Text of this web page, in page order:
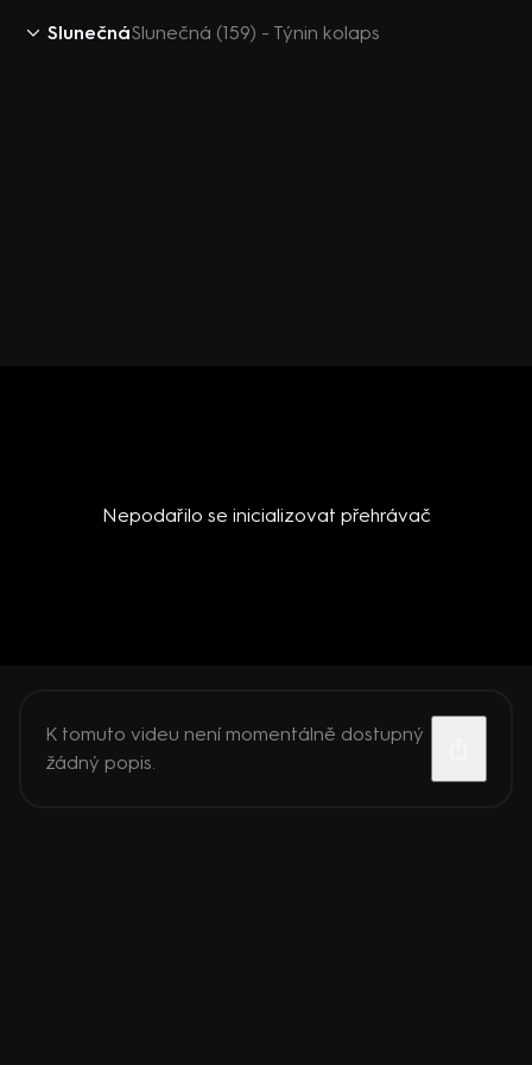
SlunečnáSlunečná (159) - Týnin kolaps
Nepodařilo se inicializovat přehrávač
K tomuto videu není momentálně dostupný
žádný popis.